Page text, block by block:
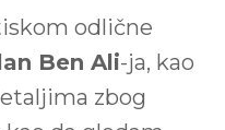
odlične
Ben Ali-ja, kao
zbog